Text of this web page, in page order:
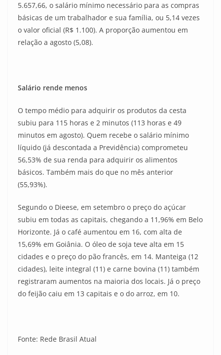
5.657,66, o salário mínimo necessário para as compras
básicas de um trabalhador e sua família, ou 5,14 vezes
o valor oficial (R$ 1.100). A proporção aumentou em
relação a agosto (5,08).
Salário rende menos
O tempo médio para adquirir os produtos da cesta
subiu para 115 horas e 2 minutos (113 horas e 49
minutos em agosto). Quem recebe o salário mínimo
líquido (já descontada a Previdência) comprometeu
56,53% de sua renda para adquirir os alimentos
básicos. Também mais do que no mês anterior
(55,93%).
Segundo o Dieese, em setembro o preço do açúcar
subiu em todas as capitais, chegando a 11,96% em Belo
Horizonte. Já o café aumentou em 16, com alta de
15,69% em Goiânia. O óleo de soja teve alta em 15
cidades e o preço do pão francês, em 14. Manteiga (12
cidades), leite integral (11) e carne bovina (11) também
registraram aumentos na maioria dos locais. Já o preço
do feijão caiu em 13 capitais e o do arroz, em 10.
Fonte: Rede Brasil Atual